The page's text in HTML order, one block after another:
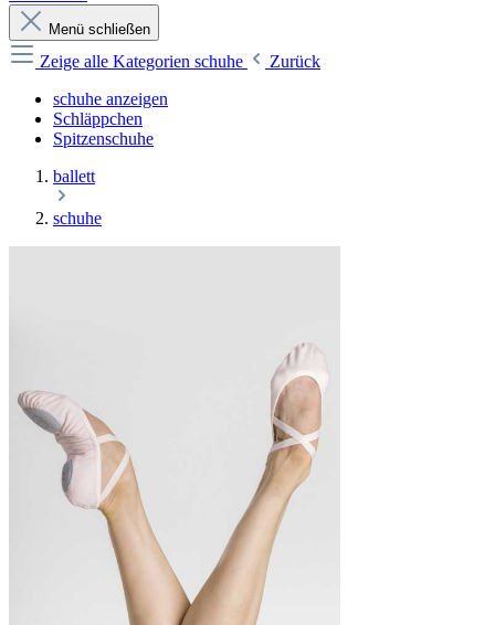
Menü schließen
Zeige alle Kategorien schuhe
Zurück
schuhe anzeigen
Schläppchen
Spitzenschuhe
ballett
schuhe